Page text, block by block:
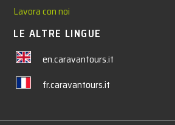
Lavora con noi
LE ALTRE LINGUE
en.caravantours.it
fr.caravantours.it